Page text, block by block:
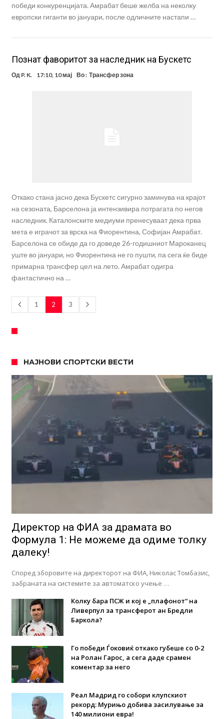
победи конкуренцијата. Амрабат беше желба на неколку
европски гиганти во јануари, после одличните настапи …
Познат фаворитот за наследник на Бускетс
Од P. K. 17:10, 10 мај Во : Трансфер зона
Откако стана јасно дека Бускетс сигурно заминува на крајот
на сезоната, Барселона ја интензивира потрагата по негов
наследник. Каталонските медиуми пренесуваат дека прва
мета е играчот за врска на Фиорентина, Софијан Амрабат.
Барселона се обиде да го доведе 26-годишниот Мароканец
уште во јануари, но Фиорентина не го пушти, па сега ќе биде
примарна трансфер цел на лето. Амрабат одигра
фантастично на …
1 2 3
НАЈНОВИ СПОРТСКИ ВЕСТИ
Директор на ФИА за драмата во
Формула 1: Не можеме да одиме толку
далеку!
Според зборовите на директорот на ФИА, Николас Томбазис,
забраната на системите за автоматско учење …
Колку бара ПСЖ и кој е „плафонот“ на
Ливерпул за трансферот ан Бредли
Баркола?
Го победи Ѓоковиќ откако губеше со 0-2
на Ролан Гарос, а сега даде срамен
коментар за него
Реал Мадрид го собори клупскиот
рекорд: Мурињо добива засилување за
140 милиони евра!